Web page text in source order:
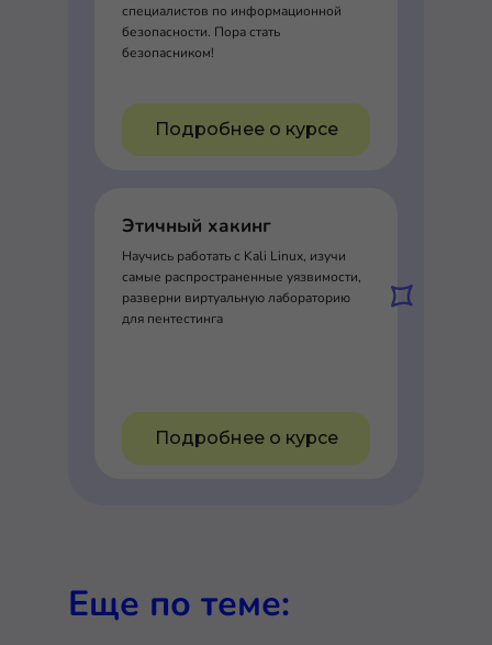
специалистов по информационной
безопасности. Пора стать
безопасником!
Подробнее о курсе
Этичный хакинг
Научись работать с Kali Linux, изучи
самые распространенные уязвимости,
разверни виртуальную лабораторию
для пентестинга
Подробнее о курсе
Еще по теме: